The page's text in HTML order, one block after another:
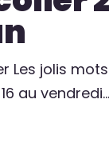
Les jolis
au vendredi…